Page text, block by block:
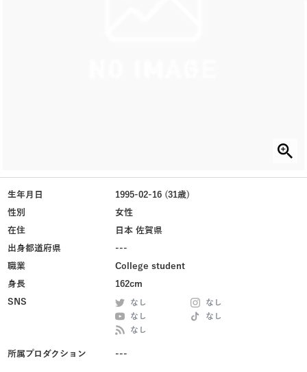
生年月日
1995-02-16 (31歳)
性別
女性
在住
日本 佐賀県
出身都道府県
---
職業
College student
身長
162cm
SNS
なし
なし
なし
なし
なし
所属プロダクション ---